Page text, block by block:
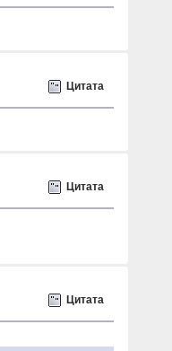
Цитата
Цитата
Цитата